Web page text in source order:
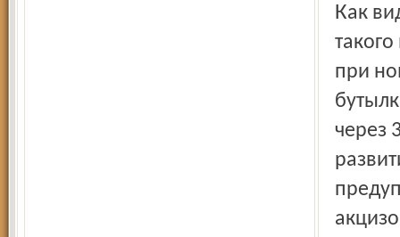
Как видим, ярославцы не слишком ратуют за принятие
при
через